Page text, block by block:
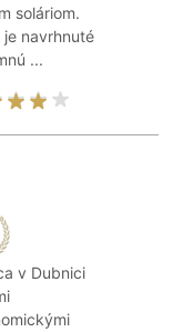
soláriom.
navrhnuté
...
v Dubnici